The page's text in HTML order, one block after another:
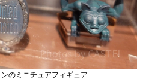
のミニチュアフィギュア